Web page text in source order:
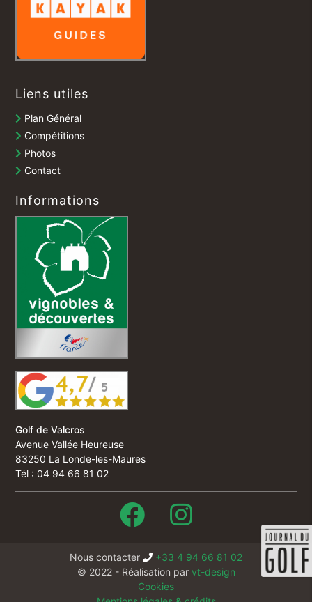
Liens utiles
Plan Général
Compétitions
Photos
Contact
Informations
Golf de Valcros
Avenue Vallée Heureuse
83250 La Londe-les-Maures
Tél : 04 94 66 81 02
Nous contacter
+33 4 94 66 81 02
© 2022 - Réalisation par vt-design
Cookies